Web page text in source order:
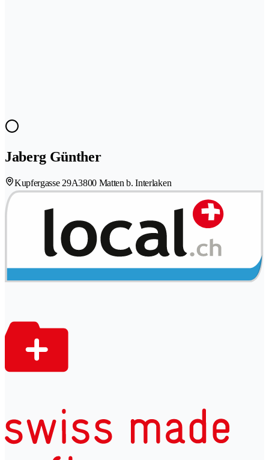
Jaberg Günther
Kupfergasse 29A3800 Matten b. Interlaken